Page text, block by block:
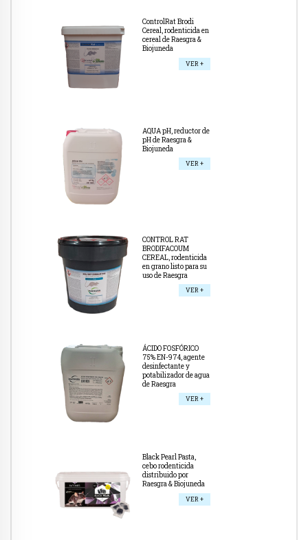
ControlRat Brodi
Cereal, rodenticida en
cereal de Raesgra &
Biojuneda
VER +
AQUA pH, reductor de
pH de Raesgra &
Biojuneda
VER +
CONTROL RAT
BRODIFACOUM
CEREAL, rodenticida
en grano listo para su
uso de Raesgra
VER +
ÁCIDO FOSFÓRICO
75% EN-974, agente
desinfectante y
potabilizador de agua
de Raesgra
VER +
Black Pearl Pasta,
cebo rodenticida
distribuido por
Raesgra & Biojuneda
VER +